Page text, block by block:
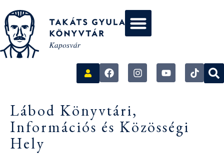
Lábod Könyvtári,
Információs és Közösségi
Hely